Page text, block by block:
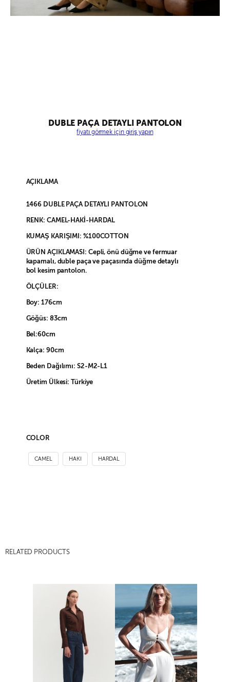
DUBLE PAÇA DETAYLI PANTOLON
fiyatı görmek için giriş yapın
AÇIKLAMA
1466 DUBLE PAÇA DETAYLI PANTOLON
RENK: CAMEL-HAKİ-HARDAL
KUMAŞ KARIŞIMI: %100COTTON
ÜRÜN AÇIKLAMASI: Cepli, önü düğme ve fermuar
kapamalı, duble paça ve paçasında düğme detaylı
bol kesim pantolon.
ÖLÇÜLER:
Boy: 176cm
Göğüs: 83cm
Bel:60cm
Kalça: 90cm
Beden Dağılımı: S2-M2-L1
Üretim Ülkesi: Türkiye
COLOR
CAMEL HAKI HARDAL
RELATED PRODUCTS